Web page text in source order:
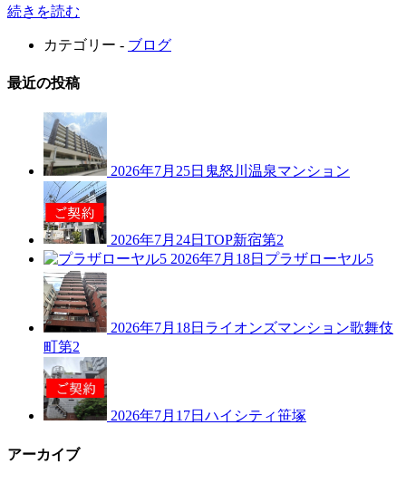
続きを読む
カテゴリー - ブログ
最近の投稿
2026年7月25日 鬼怒川温泉マンション
2026年7月24日 TOP新宿第2
2026年7月18日 プラザローヤル5
2026年7月18日 ライオンズマンション歌舞伎
町第2
2026年7月17日 ハイシティ笹塚
アーカイブ